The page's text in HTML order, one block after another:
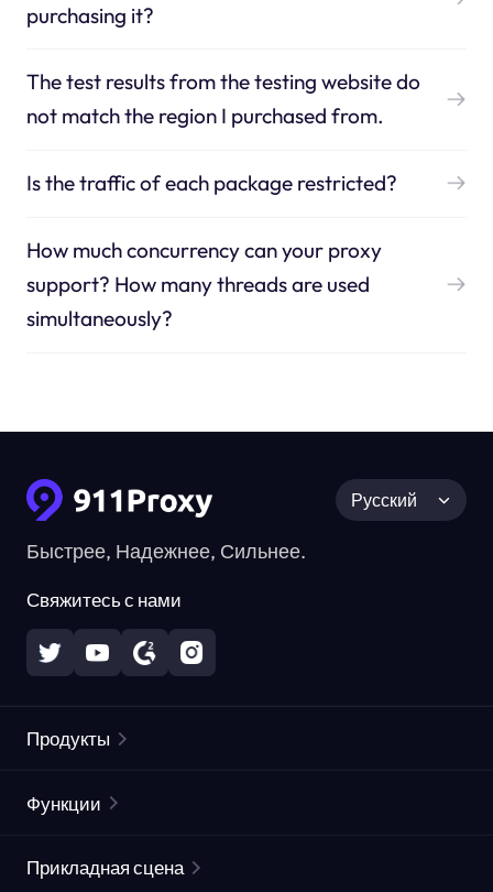
purchasing it?
The test results from the testing website do
not match the region I purchased from.
Is the traffic of each package restricted?
How much concurrency can your proxy
support? How many threads are used
simultaneously?
Быстрее, Надежнее, Сильнее.
Свяжитесь с нами
Русский
Продукты
Статические резидентные прокси
Функции
Прикладная сцена